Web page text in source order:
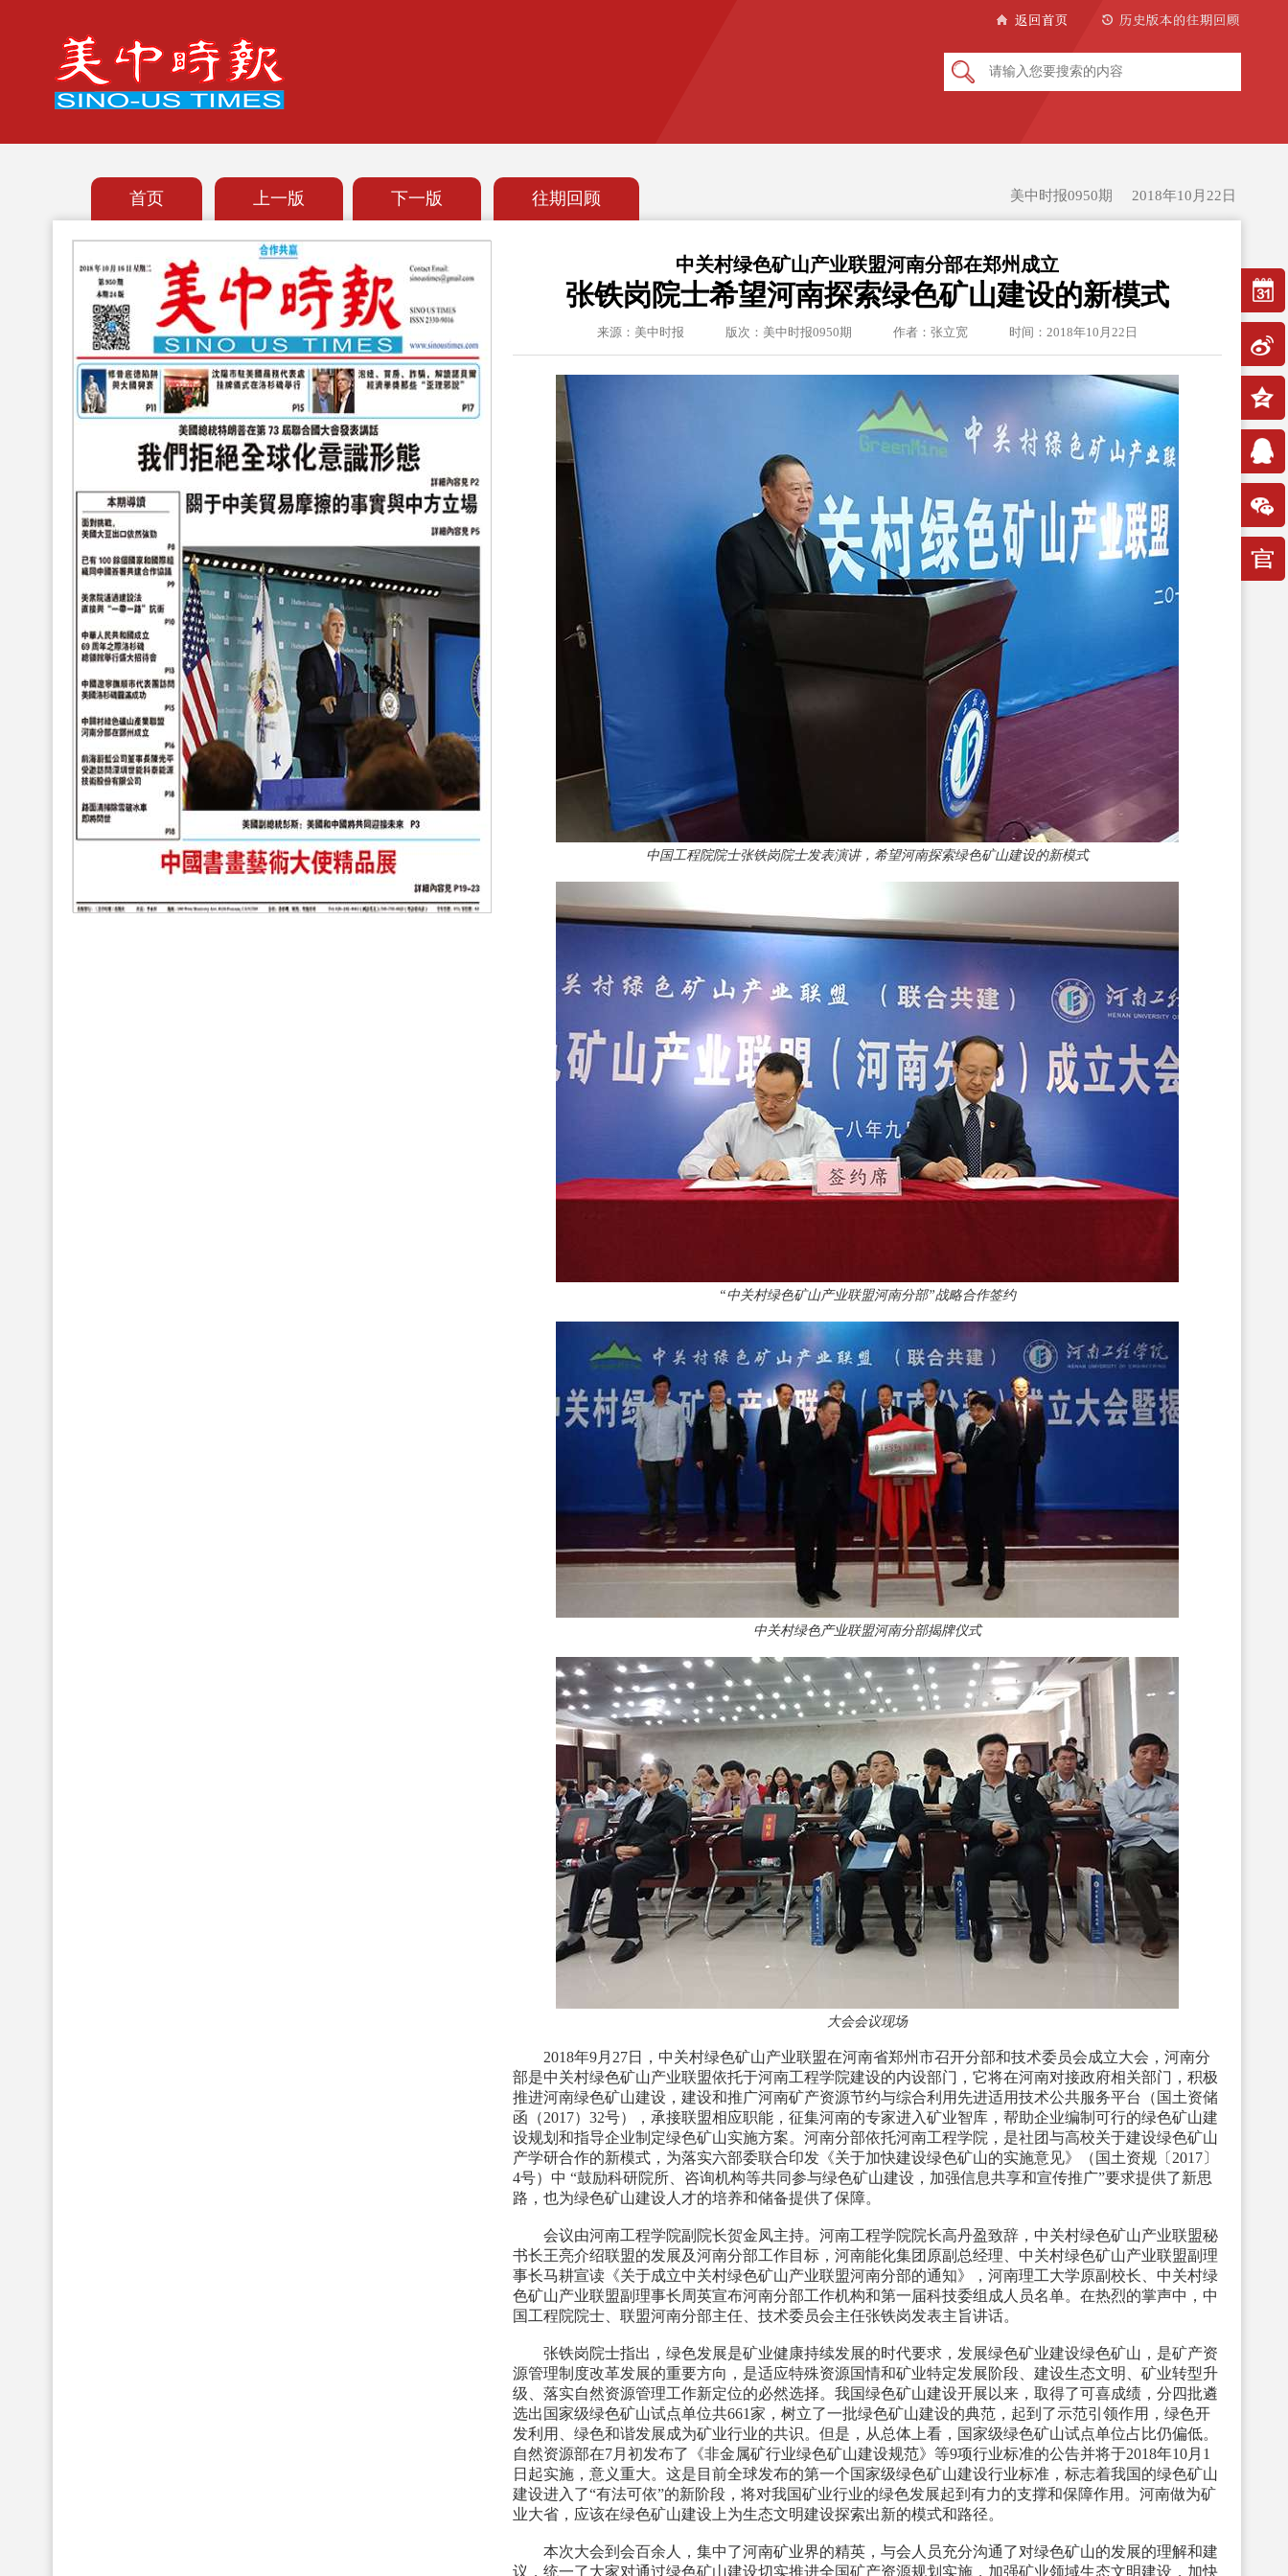
首页 上一版 下一版 往期回顾 美中时报0950期 2018年10月22日
中关村绿色矿山产业联盟河南分部在郑州成立
张铁岗院士希望河南探索绿色矿山建设的新模式
来源：美中时报 版次：美中时报0950期 作者：张立宽 时间：2018年10月22日
中国工程院院士张铁岗院士发表演讲，希望河南探索绿色矿山建设的新模式
“中关村绿色矿山产业联盟河南分部”战略合作签约
中关村绿色产业联盟河南分部揭牌仪式
大会会议现场
2018年9月27日，中关村绿色矿山产业联盟在河南省郑州市召开分部和技术委员会成立大会，河南分
部是中关村绿色矿山产业联盟依托于河南工程学院建设的内设部门，它将在河南对接政府相关部门，积极
推进河南绿色矿山建设，建设和推广河南矿产资源节约与综合利用先进适用技术公共服务平台（国土资储
函（2017）32号），承接联盟相应职能，征集河南的专家进入矿业智库，帮助企业编制可行的绿色矿山建
设规划和指导企业制定绿色矿山实施方案。河南分部依托河南工程学院，是社团与高校关于建设绿色矿山
产学研合作的新模式，为落实六部委联合印发《关于加快建设绿色矿山的实施意见》（国土资规〔2017〕
4号）中 “鼓励科研院所、咨询机构等共同参与绿色矿山建设，加强信息共享和宣传推广”要求提供了新思
路，也为绿色矿山建设人才的培养和储备提供了保障。
会议由河南工程学院副院长贺金凤主持。河南工程学院院长高丹盈致辞，中关村绿色矿山产业联盟秘
书长王亮介绍联盟的发展及河南分部工作目标，河南能化集团原副总经理、中关村绿色矿山产业联盟副理
事长马耕宣读《关于成立中关村绿色矿山产业联盟河南分部的通知》，河南理工大学原副校长、中关村绿
色矿山产业联盟副理事长周英宣布河南分部工作机构和第一届科技委组成人员名单。在热烈的掌声中，中
国工程院院士、联盟河南分部主任、技术委员会主任张铁岗发表主旨讲话。
张铁岗院士指出，绿色发展是矿业健康持续发展的时代要求，发展绿色矿业建设绿色矿山，是矿产资
源管理制度改革发展的重要方向，是适应特殊资源国情和矿业特定发展阶段、建设生态文明、矿业转型升
级、落实自然资源管理工作新定位的必然选择。我国绿色矿山建设开展以来，取得了可喜成绩，分四批遴
选出国家级绿色矿山试点单位共661家，树立了一批绿色矿山建设的典范，起到了示范引领作用，绿色开
发利用、绿色和谐发展成为矿业行业的共识。但是，从总体上看，国家级绿色矿山试点单位占比仍偏低。
自然资源部在7月初发布了《非金属矿行业绿色矿山建设规范》等9项行业标准的公告并将于2018年10月1
日起实施，意义重大。这是目前全球发布的第一个国家级绿色矿山建设行业标准，标志着我国的绿色矿山
建设进入了“有法可依”的新阶段，将对我国矿业行业的绿色发展起到有力的支撑和保障作用。河南做为矿
业大省，应该在绿色矿山建设上为生态文明建设探索出新的模式和路径。
本次大会到会百余人，集中了河南矿业界的精英，与会人员充分沟通了对绿色矿山的发展的理解和建
议，统一了大家对通过绿色矿山建设切实推进全国矿产资源规划实施，加强矿业领域生态文明建设，加快